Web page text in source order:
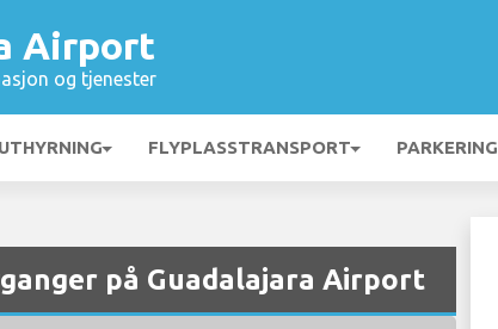
Airport
og tjenester
FLYPLASSTRANSPORT PARKERING
på Guadalajara Airport